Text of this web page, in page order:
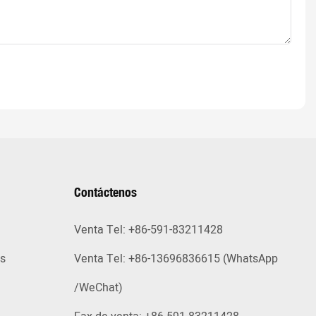
Contáctenos
Venta Tel: +86-591-83211428
Venta Tel: +86-13696836615 (WhatsApp
/WeChat)